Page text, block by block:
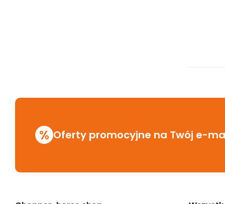
% Oferty promocyjne na Twój e-